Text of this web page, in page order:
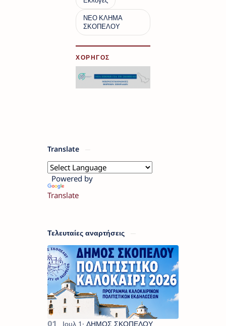
ΧΟΡΗΓΟΣ
Translate
Powered by
Translate
Τελευταίες αναρτήσεις